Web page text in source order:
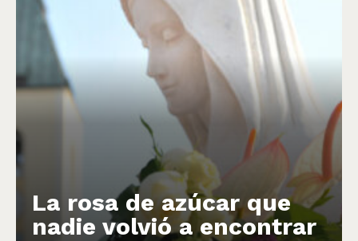
La rosa de azúcar que
nadie volvió a encontrar